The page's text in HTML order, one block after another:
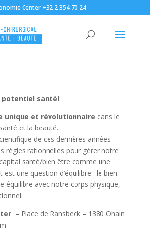
Center +32 2 354 70 24
potentiel santé!
unique et révolutionnaire dans le
et la beauté.
de ces dernières années
règles rationnelles pour gérer notre
santé/bien être comme une
est une question d’équilibre: le bien
équilibre avec notre corps physique,
– Place de Ransbeck – 1380 Ohain